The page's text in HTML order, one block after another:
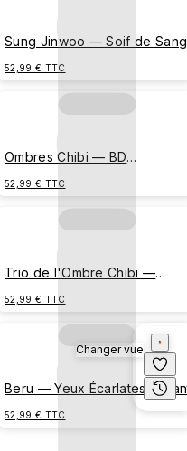
Sung Jinwoo — Soif de Sang
52,99 € TTC
Ombres Chibi — BD
Scarabée)
52,99 € TTC
Trio de l'Ombre Chibi —
52,99 € TTC
Beru — Yeux Écarlates
52,99 € TTC
Changer vue